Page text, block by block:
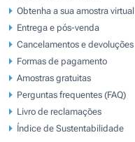
Obtenha a sua amostra virtual
Entrega e pós-venda
Cancelamentos e devoluções
Formas de pagamento
Amostras gratuitas
Perguntas frequentes (FAQ)
Livro de reclamaçōes
Índice de Sustentabilidade